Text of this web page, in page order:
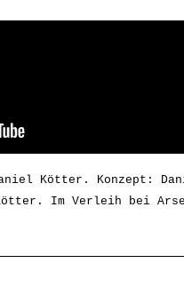
Kötter. Konzept:
. Im Verleih bei